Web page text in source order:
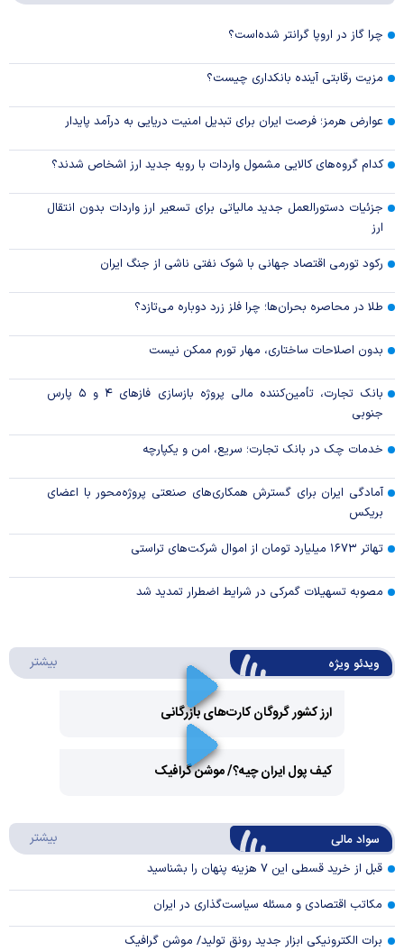
چرا گاز در اروپا گرانتر شده‌است؟
مزیت رقابتی آینده بانکداری چیست؟
عوارض هرمز؛ فرصت ایران برای تبدیل امنیت دریایی به درآمد پایدار
کدام گروه‌های کالایی مشمول واردات با رویه جدید ارز اشخاص شدند؟
جزئیات دستورالعمل جدید مالیاتی برای تسعیر ارز واردات بدون انتقال
ارز
رکود تورمی اقتصاد جهانی با شوک نفتی ناشی از جنگ ایران
طلا در محاصره بحران‌ها؛ چرا فلز زرد دوباره می‌تازد؟
بدون اصلاحات ساختاری، مهار تورم ممکن نیست
بانک تجارت، تأمین‌کننده مالی پروژه بازسازی فاز‌های ۴ و ۵ پارس
جنوبی
خدمات چک در بانک تجارت؛ سریع، امن و یکپارچه
آمادگی ایران برای گسترش همکاری‌های صنعتی پروژه‌محور با اعضای
بریکس
تهاتر ۱۶۷۳ میلیارد تومان از اموال شرکت‌های تراستی
مصوبه تسهیلات گمرکی در شرایط اضطرار تمدید شد
ویدئو ویژه بیشتر
ارز کشور گروگان کارت‌های بازرگانی
Video
کیف پول ایران چیه؟/ موشن گرافیک
سواد مالی بیشتر
قبل از خرید قسطی این ۷ هزینه پنهان را بشناسید
مکاتب اقتصادی و مسئله سیاست‌گذاری در ایران
برات الکترونیکی ابزار جدید رونق تولید/ موشن گرافیک